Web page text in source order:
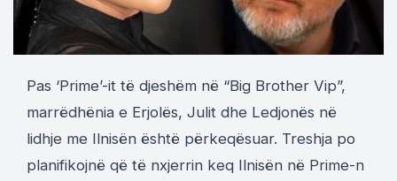
Pas ‘Prime’-it të djeshëm në “Big Brother Vip”,
marrëdhënia e Erjolës, Julit dhe Ledjonës në
lidhje me Ilnisën është përkeqësuar. Treshja po
planifikojnë që të nxjerrin keq Ilnisën në Prime-n